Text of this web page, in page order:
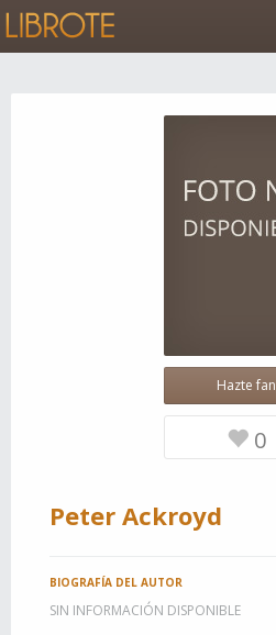
Hazte fan
0
Peter Ackroyd
BIOGRAFÍA DEL AUTOR
SIN INFORMACIÓN DISPONIBLE